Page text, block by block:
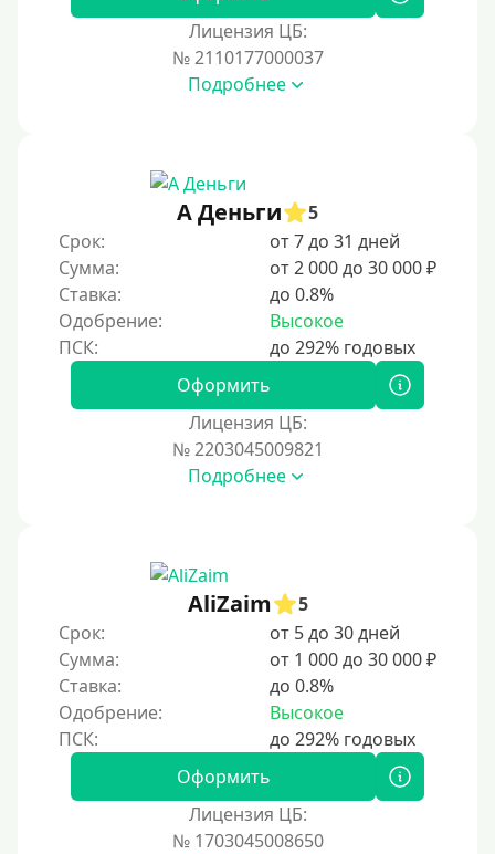
10 месяцев
5 лет
Краткосрочные
Долгосрочные
Принятие решения
За час
Срочные
Моментальные онлайн
Экспресс
В день обращения
Лицензия ЦБ:
№ 2110177000037
Подробнее
А Деньги
5
Срок:
от 7 до 31 дней
Сумма:
от 2 000 до 30 000 ₽
Ставка:
до 0.8%
Одобрение:
Высокое
Оформить
Лицензия ЦБ:
№ 2203045009821
Подробнее
AliZaim
5
Срок:
от 5 до 30 дней
Сумма:
от 1 000 до 30 000 ₽
Ставка:
до 0.8%
Одобрение:
Высокое
Оформить
Лицензия ЦБ:
№ 1703045008650